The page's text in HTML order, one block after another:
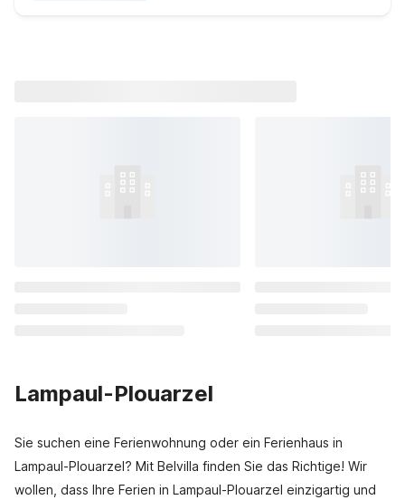
Lampaul-Plouarzel
Sie suchen eine Ferienwohnung oder ein Ferienhaus in
Lampaul-Plouarzel? Mit Belvilla finden Sie das Richtige! Wir
wollen, dass Ihre Ferien in Lampaul-Plouarzel einzigartig und